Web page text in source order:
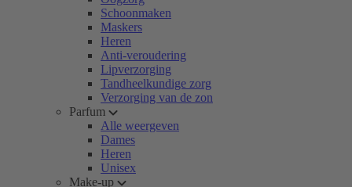
Schoonmaken
Maskers
Heren
Anti-veroudering
Lipverzorging
Tandheelkundige zorg
Verzorging van de zon
Parfum
Alle weergeven
Dames
Heren
Unisex
Make-up